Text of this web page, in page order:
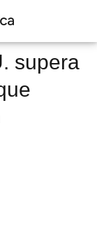
supera